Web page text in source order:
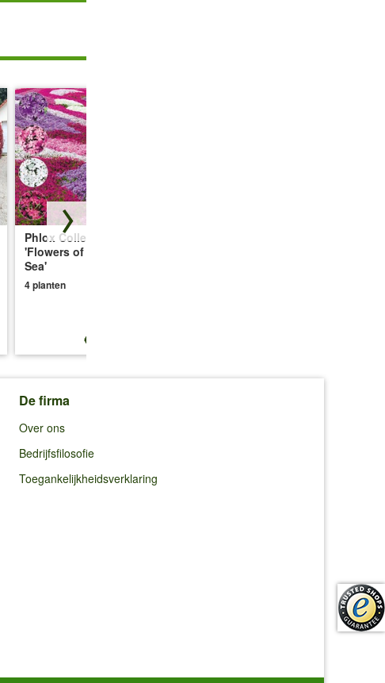
Phlox Collectie
'Flowers of the
Sea'
4 planten
€ 13,25
De firma
Over ons
Bedrijfsfilosofie
Toegankelijkheidsverklaring